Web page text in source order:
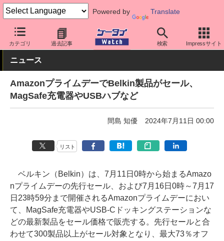
Powered by Translate
カテゴリ 過去記事 検索 Impressサイト
ケータイ Watch 周辺機器/アクセサリー
ニュース
AmazonプライムデーでBelkin製品がセール、
MagSafe充電器やUSBハブなど
間島 知優 2024年7月11日 00:00
リスト
ベルキン（Belkin）は、7月11日0時から始まるAmazo
nプライムデーの先行セール、および7月16日0時～7月17
日23時59分まで開催されるAmazonプライムデーにおい
て、MagSafe充電器やUSB-Cドッキングステーションな
どの最新製品をセール価格で販売する。先行セールと合
わせて300製品以上がセール対象となり、最大73％オフ